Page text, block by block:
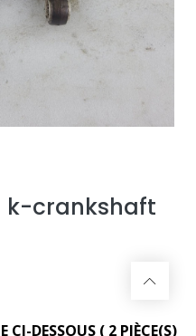
k-crankshaft
CI-DESSOUS ( 2 PIÈCE(S)